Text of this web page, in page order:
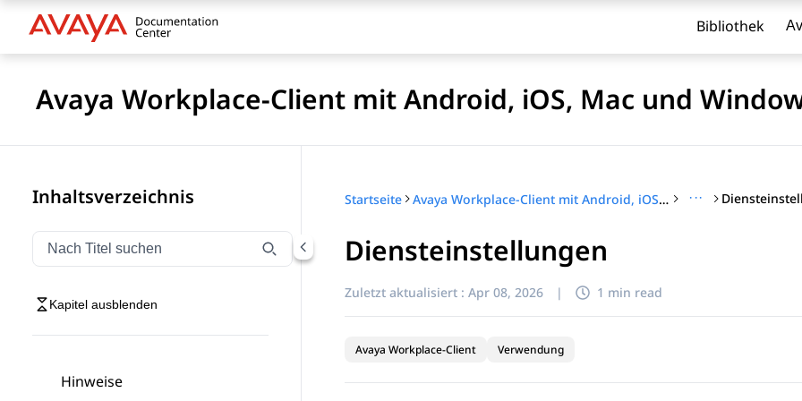
Bibliothek
Avaya Workplace-Client mit Android, iOS, Mac und
Inhaltsverzeichnis
Navigation nach Titel filtern
Geben Sie Text ein, um Navigationselemente nach Titel zu filtern.
Kapitel ausblenden
Hinweise
Startseite Avaya Workplace-Client mit Android, iOS, Mac und Windows verwenden ···
Diensteinstellungen
Zuletzt aktualisiert : Apr 08, 2026 | 1 min read
Avaya Workplace-Client Verwendung